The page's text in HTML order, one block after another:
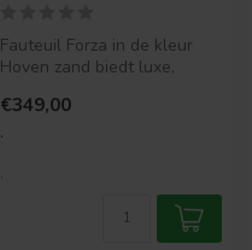
Fauteuil Forza in de kleur
Hoven zand biedt luxe,
uitstra...
€349,00
.
.